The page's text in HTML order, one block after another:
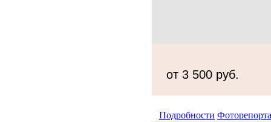
от 3 500 руб.
Подробности